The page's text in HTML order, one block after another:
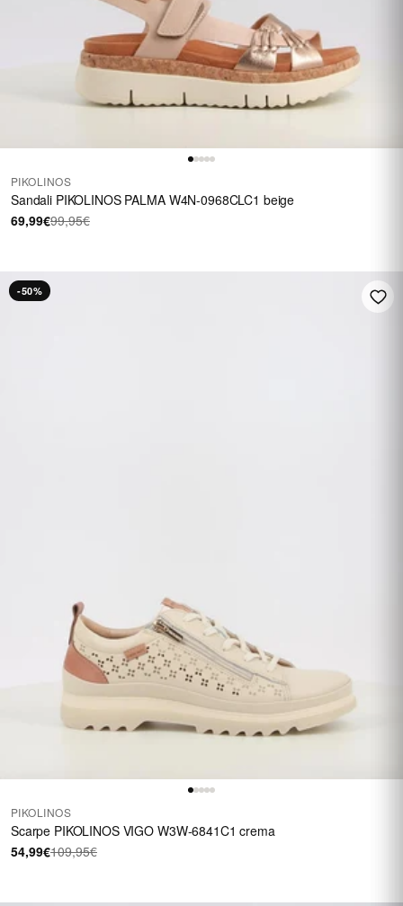
PIKOLINOS
Sandali PIKOLINOS PALMA W4N-0968CLC1 beige
69,99€99,95€
-50%
PIKOLINOS
Scarpe PIKOLINOS VIGO W3W-6841C1 crema
54,99€109,95€